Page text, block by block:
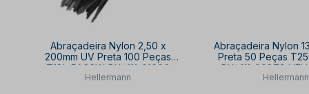
Abraçadeira Nylon 2,50 x
200mm UV Preta 100 Peças
T18L-PA66W-BK/ 111-01006
HELLERMANN
Hellermann
Abraçadeira Nylon
Preta 50 Peças
BK/ 111-00879
Hellermann